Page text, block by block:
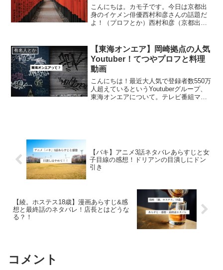
こんにちは。カモ子です。今日は京都出
身のイケメン俳優西村和彦さんの話題だ
よ！（プロフとか）西村和彦（京都出
スタートしますがいいですか？私、西村
和彦さんと西村雅彦さんが...
有名人とか
【東海オンエア】岡崎拠点の人気
Youtuber！てつやプロフと料理
動画
こんにちは！最近大人気で登録者数550万
人超えているというYoutuberグループ、
東海オンエアについて。テレビ番組マツ
【バキ】アニメ3話ネタバレあらすじと女
子目線の感想！ドリアンの目潰しにドン
引き
【綾。ホステス18歳】漫画あらすじ&感
想と最終話のネタバレ！店長とはどうな
る？！
コメント